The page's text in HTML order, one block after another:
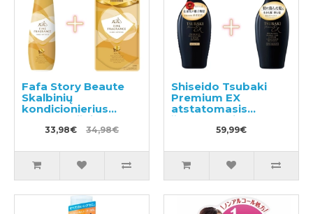
Fafa Story Beaute
Skalbinių
kondicionierius
600ml + užpildas
500ml33,98€ 34,98€
Shiseido Tsubaki
Premium EX
atstatomasis
šampūnas ir
kondicionierius-
plaukams 450ml
59,99€